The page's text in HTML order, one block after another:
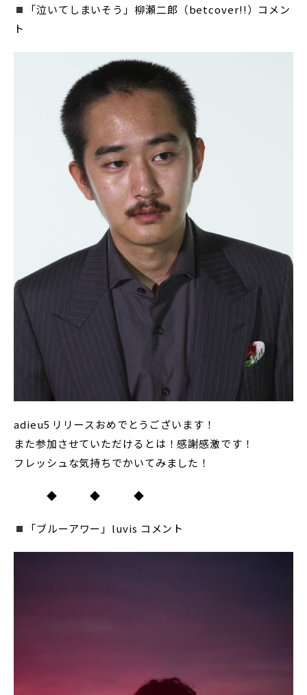
「泣いてしまいそう」柳瀬二郎（betcover!!）コメン
ト
adieu5 リリースおめでとうございます！
また参加させていただけるとは！感謝感激です！
フレッシュな気持ちでかいてみました！
◆ ◆ ◆
「ブルーアワー」luvis コメント